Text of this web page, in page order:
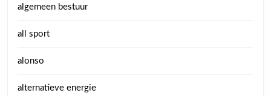
algemeen bestuur
all sport
alonso
alternatieve energie